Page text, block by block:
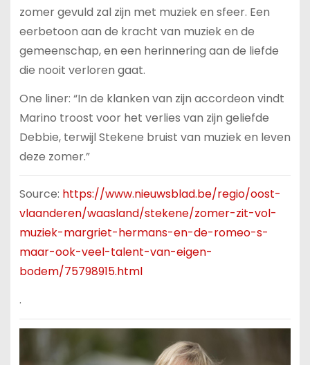
zomer gevuld zal zijn met muziek en sfeer. Een
eerbetoon aan de kracht van muziek en de
gemeenschap, en een herinnering aan de liefde
die nooit verloren gaat.
One liner: “In de klanken van zijn accordeon vindt
Marino troost voor het verlies van zijn geliefde
Debbie, terwijl Stekene bruist van muziek en leven
deze zomer.”
Source: https://www.nieuwsblad.be/regio/oost-
vlaanderen/waasland/stekene/zomer-zit-vol-
muziek-margriet-hermans-en-de-romeo-s-
maar-ook-veel-talent-van-eigen-
bodem/75798915.html
.